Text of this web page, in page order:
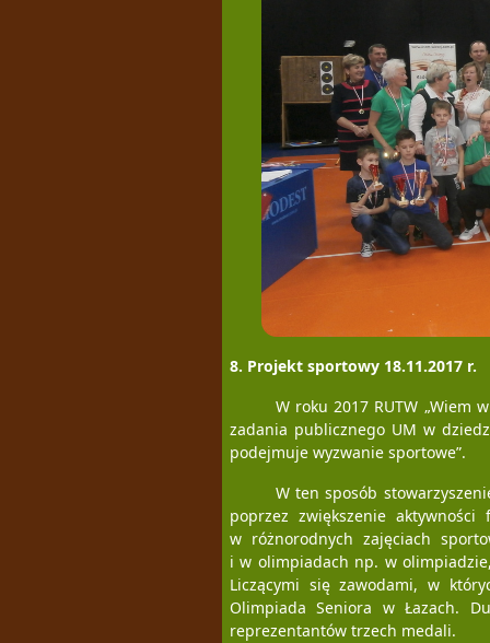
8. Projekt sportowy 18.11.2017 r.
W roku 2017 RUTW „Wiem
zadania publicznego UM w
podejmuje wyzwanie sportowe”.
W ten sposób
poprzez zwiększenie aktywności
w różnorodnych zajęciach
i w olimpiadach np. w
Liczącymi się zawodami, w
Olimpiada Seniora w Łazach.
reprezentantów trzech medali.